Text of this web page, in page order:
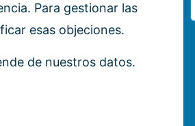
Para gestionar las
esas objeciones.
de nuestros datos.